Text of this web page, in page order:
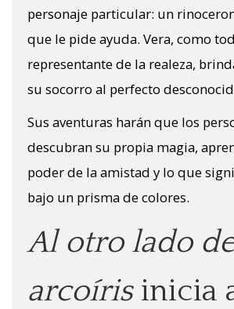
personaje particular: un
que le pide ayuda. Vera, como
representante de la realeza,
su socorro al perfecto
Sus aventuras harán que los
descubran su propia magia,
poder de la amistad y lo que
bajo un prisma de colores.
Al otro lado
arcoírisinicia